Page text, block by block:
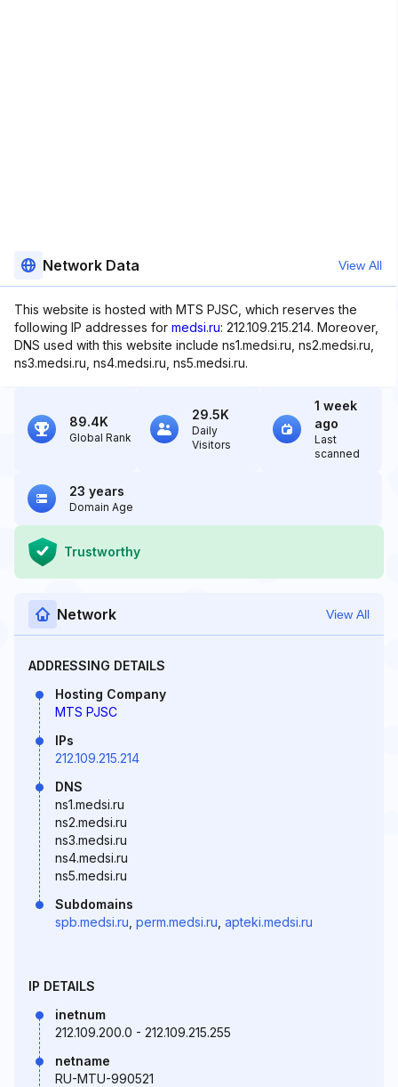
Network Data View All
This website is hosted with MTS PJSC, which reserves the
following IP addresses for medsi.ru: 212.109.215.214. Moreover,
DNS used with this website include ns1.medsi.ru, ns2.medsi.ru,
ns3.medsi.ru, ns4.medsi.ru, ns5.medsi.ru.
89.4K
Global Rank
29.5K
Daily
Visitors
1 week
ago
Last
scanned
23 years
Domain Age
Trustworthy
Network View All
ADDRESSING DETAILS
Hosting Company
MTS PJSC
IPs
212.109.215.214
DNS
ns1.medsi.ru
ns2.medsi.ru
ns3.medsi.ru
ns4.medsi.ru
ns5.medsi.ru
Subdomains
spb.medsi.ru perm.medsi.ru apteki.medsi.ru
IP DETAILS
inetnum
212.109.200.0 - 212.109.215.255
netname
RU-MTU-990521